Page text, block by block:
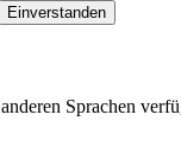
Einverstanden
Sprachen